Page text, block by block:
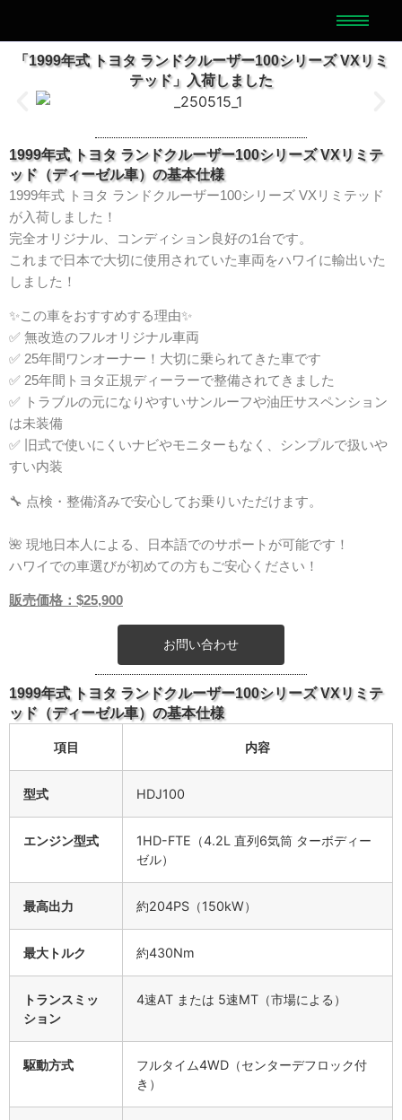
「1999年式 トヨタ ランドクルーザー100シリーズ VXリミ
テッド」入荷しました
1999年式 トヨタ ランドクルーザー100シリーズ VXリミテ
ッド（ディーゼル車）の基本仕様
1999年式 トヨタ ランドクルーザー100シリーズ VXリミテッド
が入荷しました！
完全オリジナル、コンディション良好の1台です。
これまで日本で大切に使用されていた車両をハワイに輸出いた
しました！
✨この車をおすすめする理由✨
✅ 無改造のフルオリジナル車両
✅ 25年間ワンオーナー！大切に乗られてきた車です
✅ 25年間トヨタ正規ディーラーで整備されてきました
✅ トラブルの元になりやすいサンルーフや油圧サスペンション
は未装備
✅ 旧式で使いにくいナビやモニターもなく、シンプルで扱いや
すい内装
🔧 点検・整備済みで安心してお乗りいただけます。
🌺 現地日本人による、日本語でのサポートが可能です！
ハワイでの車選びが初めての方もご安心ください！
販売価格：$25,900
お問い合わせ
1999年式 トヨタ ランドクルーザー100シリーズ VXリミテ
ッド（ディーゼル車）の基本仕様
項目 内容
型式 HDJ100
エンジン型式
1HD-FTE（4.2L 直列6気筒 ターボディー
ゼル）
最高出力 約204PS（150kW）
最大トルク 約430Nm
トランスミッ
ション
4速AT または 5速MT（市場による）
駆動方式
フルタイム4WD（センターデフロック付
き）